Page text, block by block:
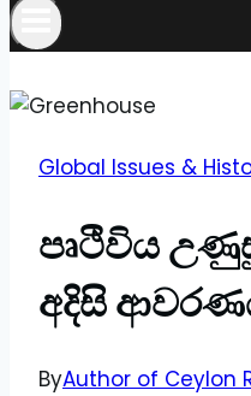
Global Issues &
පෘථිවිය
අදිසි
ByAuthor of Ceylon